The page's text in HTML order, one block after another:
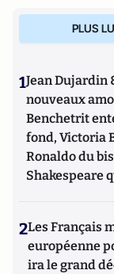
PLUS
1Jean Dujardin
nouveaux
Benchetrit
fond, Victoria
Ronaldo du
Shakespeare
2Les Français
européenne
ira le grand